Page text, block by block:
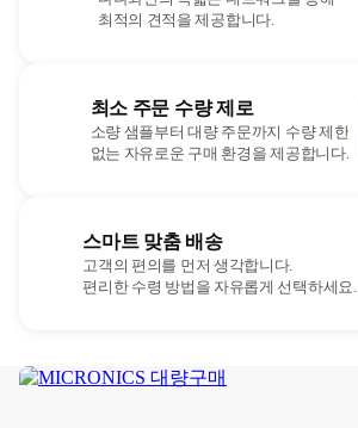
최적의 견적을 제공합니다.
최소 주문 수량 제로
소량 샘플부터 대량 주문까지 수량 제한
없는 자유로운 구매 환경을 제공합니다.
스마트 맞춤 배송
고객의 편의를 먼저 생각합니다.
편리한 수령 방법을 자유롭게 선택하세요.